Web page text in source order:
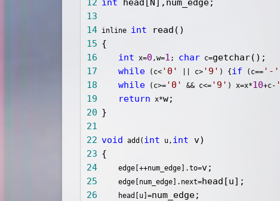
12 int
13
14 inline int
15
16
int x=0 ,w=1 ; char c=
17
while (c< ' 0 ' || c> ' 9 ' ) { if (c== ' - '
18
while (c>= ' 0 ' && c<= ' 9 ' ) x=x*10+c- '
19
return x*
20
21
22 void add( int u, int
23
24
     edge[++num_edge].to=
25
     edge[num_edge].next=
26
     head[u]=